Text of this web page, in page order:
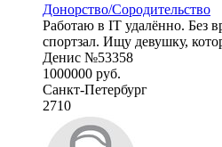
Донорство/Сородительство
Работаю в IT удалённо. Без
спортзал. Ищу девушку,
Денис №53358
1000000 руб.
Санкт-Петербург
2710